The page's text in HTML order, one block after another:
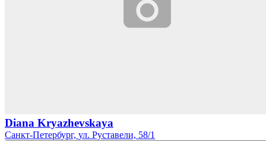
Diana Kryazhevskaya
Санкт-Петербург, ул. Руставели, 58/1